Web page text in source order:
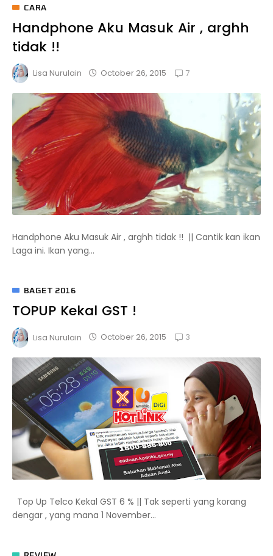
CARA
Handphone Aku Masuk Air , arghh
tidak !!
Lisa Nurulain October 26, 2015 7
Handphone Aku Masuk Air , arghh tidak !! || Cantik kan ikan
Laga ini. Ikan yang...
BAGET 2016
TOPUP Kekal GST !
Lisa Nurulain October 26, 2015 3
Top Up Telco Kekal GST 6 % || Tak seperti yang korang
dengar , yang mana 1 November...